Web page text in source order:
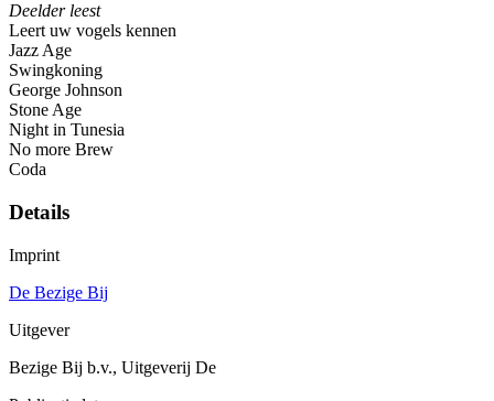
Deelder leest
Leert uw vogels kennen
Jazz Age
Swingkoning
George Johnson
Stone Age
Night in Tunesia
No more Brew
Coda
Details
Imprint
De Bezige Bij
Uitgever
Bezige Bij b.v., Uitgeverij De